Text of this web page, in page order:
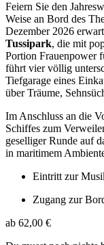
Feiern Sie den
Weise an Bord des
Dezember 2026
Tussipark, die mit
Portion Frauenpower
führt vier völlig
Tiefgarage eines
über Träume,
Im Anschluss an die
Schiffes zum
geselliger Runde auf
in maritimem
Eintritt zur
Zugang zur
ab 62,00 €